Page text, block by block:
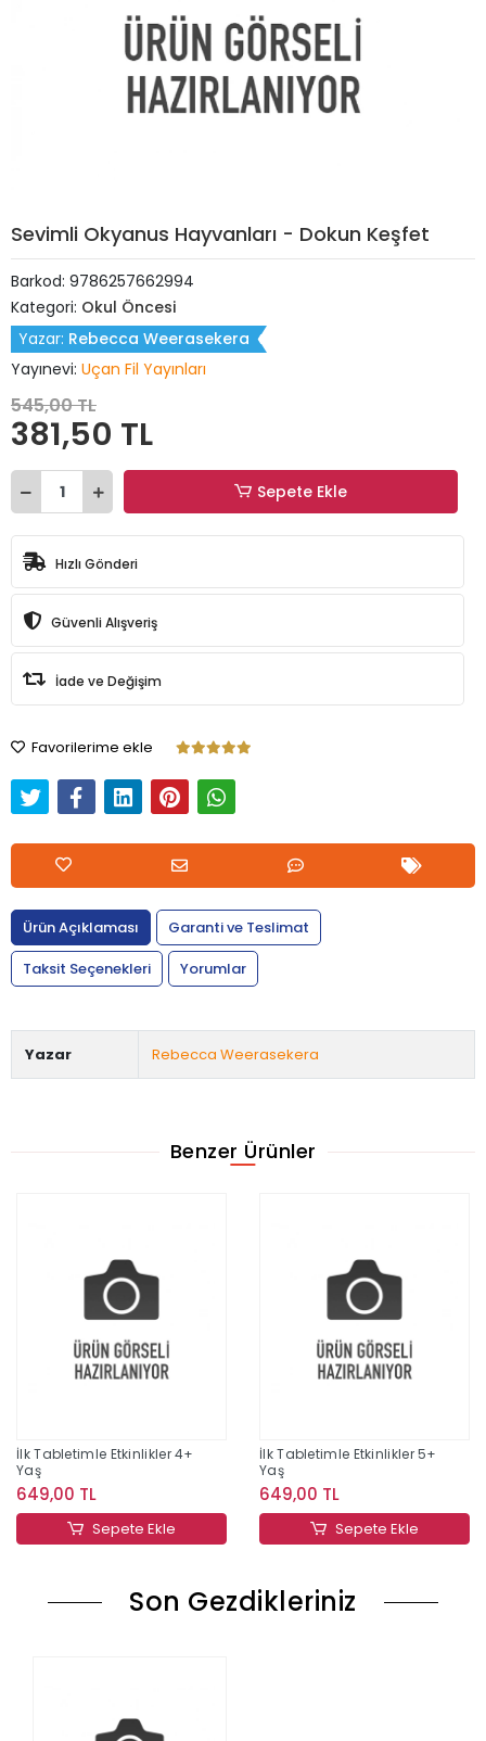
Sevimli Okyanus Hayvanları - Dokun Keşfet
Barkod: 9786257662994
Kategori: Okul Öncesi
Yazar: Rebecca Weerasekera
Yayınevi: Uçan Fil Yayınları
545,00 TL
381,50 TL
Sepete Ekle
Hızlı Gönderi
Güvenli Alışveriş
İade ve Değişim
Favorilerime ekle
Ürün Açıklaması
Garanti ve Teslimat
Taksit Seçenekleri
Yorumlar
Yazar Rebecca Weerasekera
Benzer Ürünler
İlk Tabletimle Etkinlikler 4+
Yaş
649,00 TL
Sepete Ekle
İlk Tabletimle Etkinlikler 5+
Yaş
649,00 TL
Sepete Ekle
Son Gezdikleriniz